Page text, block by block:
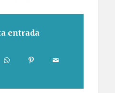
entrada